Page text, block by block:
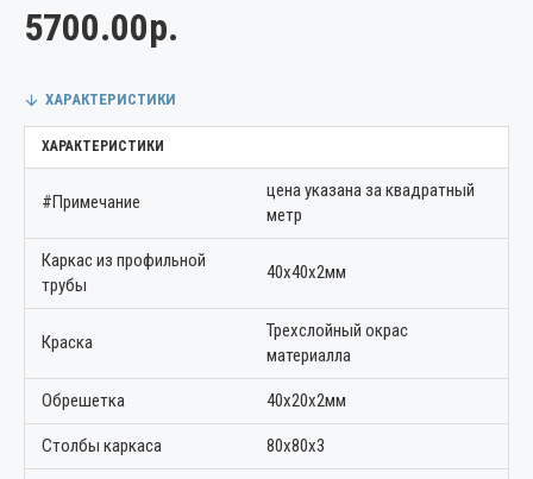
5700.00р.
ХАРАКТЕРИСТИКИ
ХАРАКТЕРИСТИКИ
#Примечание
цена указана за квадратный
метр
Каркас из профильной
трубы
40х40х2мм
Краска
Трехслойный окрас
материалла
Обрешетка 40х20х2мм
Столбы каркаса 80х80х3